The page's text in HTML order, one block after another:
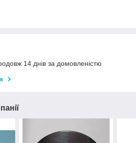
14 днів за домовленістю